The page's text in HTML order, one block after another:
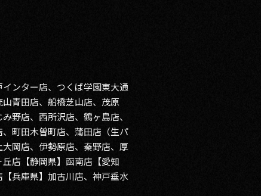
ンター店、つくば学園東大通
青田店、船橋芝山店、茂原
野店、西所沢店、鶴ヶ島店、
町田木曽町店、蒲田店（生パ
岡店、伊勢原店、秦野店、厚
店【静岡県】函南店【愛知
兵庫県】加古川店、神戸垂水